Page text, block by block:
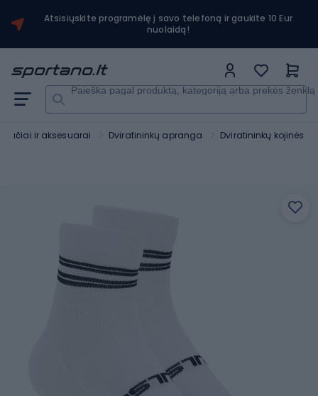
Atsisiųskite programėlę į savo telefoną ir gaukite 10 Eur
nuolaidą!
Paieška pagal produktą, kategoriją arba prekės ženklą
ir aksesuarai Dviratininkų apranga Dviratininkų kojinės